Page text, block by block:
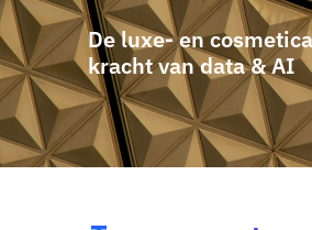
De luxe- en
kracht van data & AI